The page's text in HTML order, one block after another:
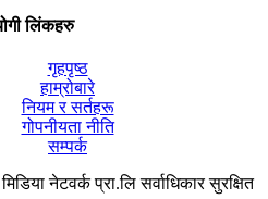
लिंकहरु
गृहपृष्ठ
हाम्रोबारे
नियम र सर्तहरू
गोपनीयता नीति
सम्पर्क
नेटवर्क प्रा.लि सर्वाधिकार सुरक्षित